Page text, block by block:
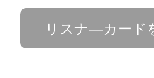
リスナ―カード